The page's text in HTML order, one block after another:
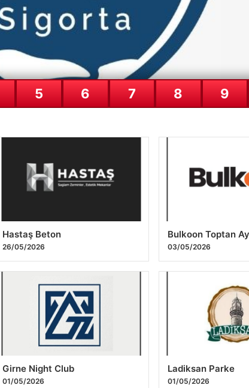
5 6 7 8 9
Hastaş Beton
26/05/2026
Bulkoon Toptan
03/05/2026
Girne Night Club
01/05/2026
Ladiksan Parke
01/05/2026